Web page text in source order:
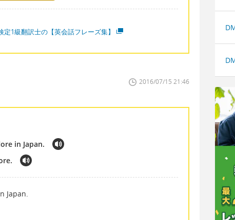
定1級翻訳士の【英会話フレーズ集】
2016/07/15 21:46
in Japan.
Japan.